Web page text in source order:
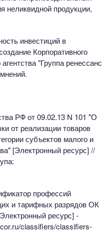
неликвидной продукции,
инвестиций в
Корпоративного
"Группа ренессанс
РФ от 09.02.13 N 101 "О
от реализации товаров
субъектов малого и
[Электронный ресурс] //
профессий
и тарифных разрядов ОК
ресурс] -
classifiers/classifiers-